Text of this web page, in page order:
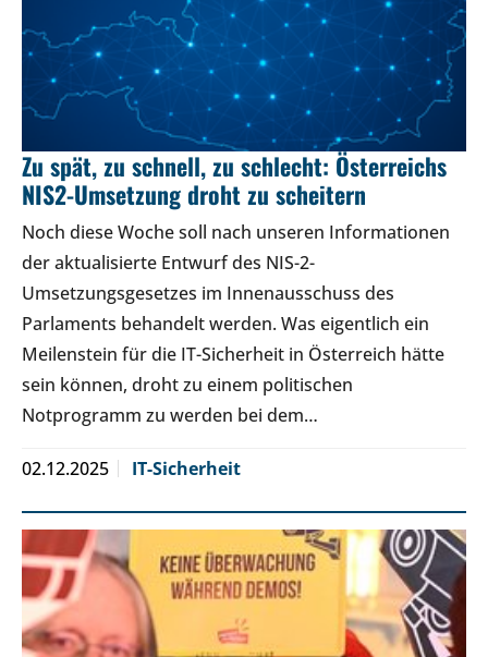
Zu spät, zu schnell, zu schlecht: Österreichs
NIS2-Umsetzung droht zu scheitern
Noch diese Woche soll nach unseren Informationen
der aktualisierte Entwurf des NIS-2-
Umsetzungsgesetzes im Innenausschuss des
Parlaments behandelt werden. Was eigentlich ein
Meilenstein für die IT-Sicherheit in Österreich hätte
sein können, droht zu einem politischen
Notprogramm zu werden bei dem…
02.12.2025 IT-Sicherheit